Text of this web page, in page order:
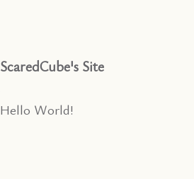
ScaredCube's Site
Hello World!